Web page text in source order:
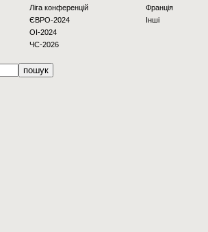
Ліга конференцій
ЄВРО-2024
OI-2024
ЧС-2026
Франція
Інші